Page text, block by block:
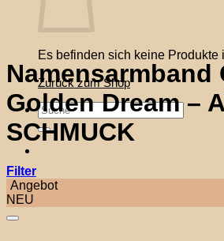
Es befinden sich keine Produkte
Zurück zum Shop
Suche
nach:
Namensarmband
Golden Dream –
SCHMUCK
Filter
Angebot
NEU